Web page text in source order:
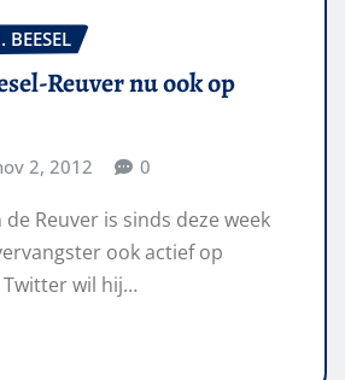
BEESEL
Reuver nu ook op
2, 2012 0
Reuver is sinds deze week
ook actief op
Twitter wil hij…